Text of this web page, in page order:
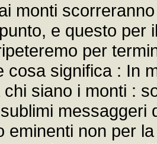
monti
e questo per
per
cosa significa : In
siano i monti :
eminenti non per